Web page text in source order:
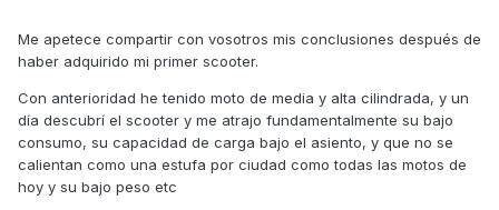
Me apetece compartir con vosotros mis conclusiones después de
haber adquirido mi primer scooter.
Con anterioridad he tenido moto de media y alta cilindrada, y un
día descubrí el scooter y me atrajo fundamentalmente su bajo
consumo, su capacidad de carga bajo el asiento, y que no se
calientan como una estufa por ciudad como todas las motos de
hoy y su bajo peso etc